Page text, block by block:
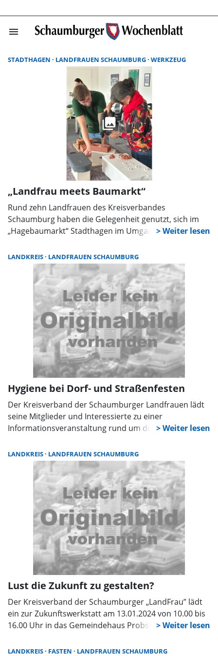
menu
STADTHAGEN LANDFRAUEN SCHAUMBURG WERKZEUG
„Landfrau meets Baumarkt“
Rund zehn Landfrauen des Kreisverbandes
Schaumburg haben die Gelegenheit genutzt, sich im
„Hagebaumarkt“ Stadthagen im Umgang mit Stichsäge,
Firma Bosch wiesen sie beim Umgang mit den
Werkzeugen an.
LANDKREIS LANDFRAUEN SCHAUMBURG
Hygiene bei Dorf- und Straßenfesten
Der Kreisverband der Schaumburger Landfrauen lädt
seine Mitglieder und Interessierte zu einer
Informationsveranstaltung rund um die Hygiene bei
tätige Personen, die Lebensmittel an Dritte abgeben,
würden regelmäßige Schulungen im Bereich Hygiene
und Infektionsschutz benötigen, so die Landfrauen.
LANDKREIS LANDFRAUEN SCHAUMBURG
Lust die Zukunft zu gestalten?
Der Kreisverband der Schaumburger „LandFrau” lädt
ein zur Zukunftswerkstatt am 13.01.2024 von 10.00 bis
16.00 Uhr in das Gemeindehaus Probsthagen.
Ideen entwickelt werden, wie die „LandFrauen” auch in
LANDKREIS FASTEN LANDFRAUEN SCHAUMBURG